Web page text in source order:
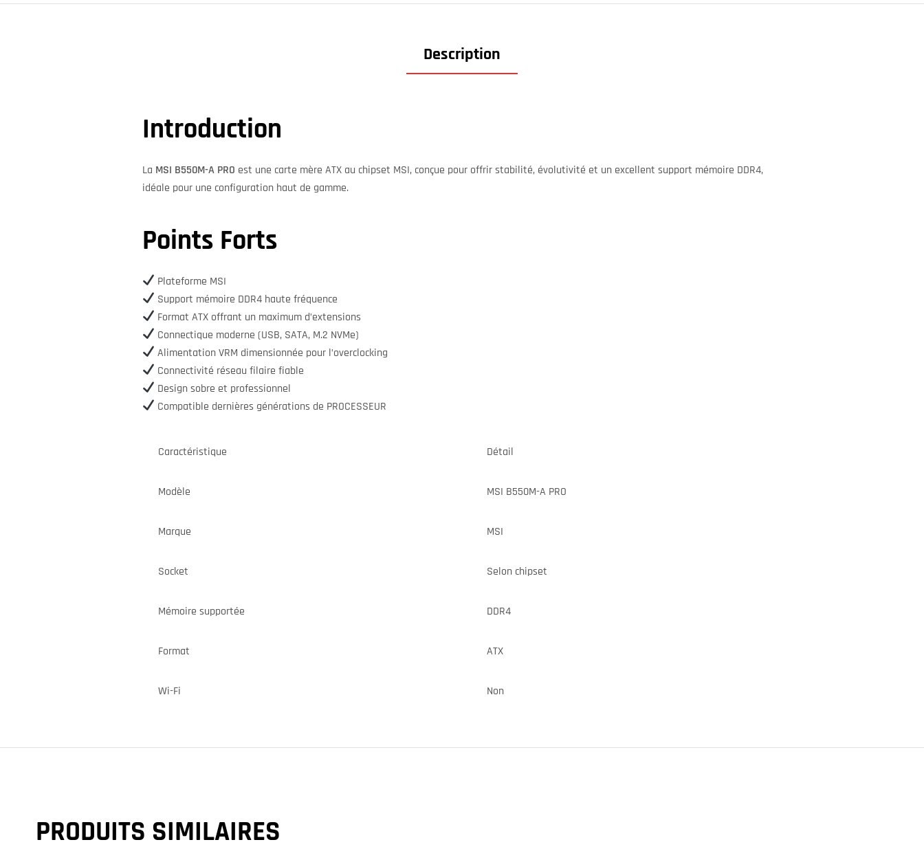
Description
Introduction
La MSI B550M-A PRO est une carte mère ATX au chipset MSI, conçue pour offrir stabilité, évolutivité et un excellent support mémoire DDR4,
idéale pour une configuration haut de gamme.
Points Forts
Plateforme MSI
Support mémoire DDR4 haute fréquence
Format ATX offrant un maximum d’extensions
Connectique moderne (USB, SATA, M.2 NVMe)
Alimentation VRM dimensionnée pour l’overclocking
Connectivité réseau filaire fiable
Design sobre et professionnel
Compatible dernières générations de PROCESSEUR
Caractéristique Détail
Modèle MSI B550M-A PRO
Marque MSI
Socket Selon chipset
Mémoire supportée DDR4
Format ATX
Wi-Fi Non
PRODUITS SIMILAIRES